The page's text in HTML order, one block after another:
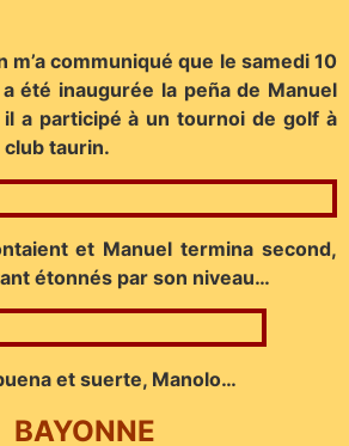
m’a communiqué que le samedi 10
été inaugurée la peña de Manuel
il a participé à un tournoi de golf à
taurin.
et Manuel termina second,
étonnés par son niveau…
et suerte, Manolo…
BAYONNE